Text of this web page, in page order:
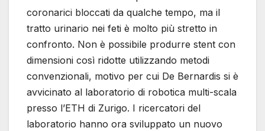
coronarici bloccati da qualche tempo, ma il
tratto urinario nei feti è molto più stretto in
confronto. Non è possibile produrre stent con
dimensioni così ridotte utilizzando metodi
convenzionali, motivo per cui De Bernardis si è
avvicinato al laboratorio di robotica multi-scala
presso l’ETH di Zurigo. I ricercatori del
laboratorio hanno ora sviluppato un nuovo